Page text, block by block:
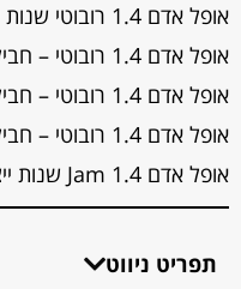
אופל אדם 1.4 רובוטי שנות ייצור: 2015
אופל אדם 1.4 רובוטי – חבילת אבזור 1 שנות ייצור: 2015
אופל אדם 1.4 רובוטי – חבילת אבזור 2 שנות ייצור: 2015
אופל אדם 1.4 רובוטי – חבילת אבזור 3 שנות ייצור: 2015
אופל אדם 1.4 Jam שנות ייצור: 2014
תפריט ניווט